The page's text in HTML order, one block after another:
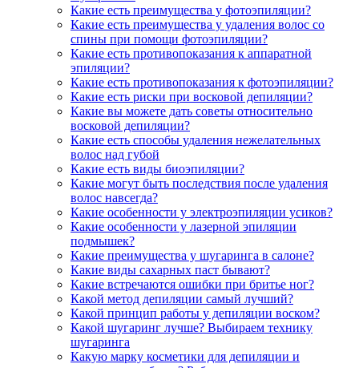
Какие есть преимущества у фотоэпиляции?
Какие есть преимущества у удаления волос со
спины при помощи фотоэпиляции?
Какие есть противопоказания к аппаратной
эпиляции?
Какие есть противопоказания к фотоэпиляции?
Какие есть риски при восковой депиляции?
Какие вы можете дать советы относительно
восковой депиляции?
Какие есть способы удаления нежелательных
волос над губой
Какие есть виды биоэпиляции?
Какие могут быть последствия после удаления
волос навсегда?
Какие особенности у электроэпиляции усиков?
Какие особенности у лазерной эпиляции
подмышек?
Какие преимущества у шугаринга в салоне?
Какие виды сахарных паст бывают?
Какие встречаются ошибки при бритье ног?
Какой метод депиляции самый лучший?
Какой принцип работы у депиляции воском?
Какой шугаринг лучше? Выбираем технику
шугаринга
Какую марку косметики для депиляции и